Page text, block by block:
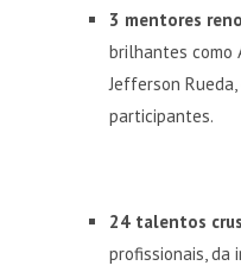
3 mentores
brilhantes como
Jefferson
participantes.
24 talentos
profissionais, da